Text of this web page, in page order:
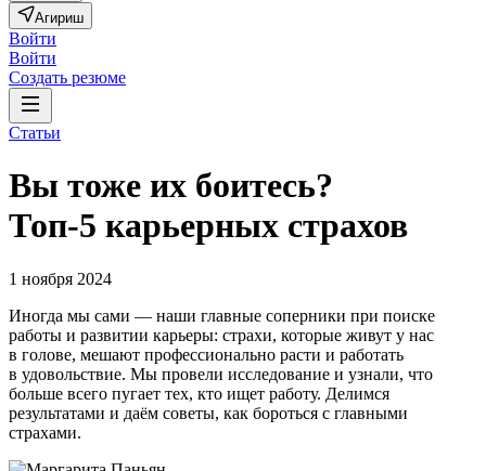
Агириш
Войти
Войти
Создать резюме
Статьи
Вы тоже их боитесь?
Топ-5 карьерных страхов
1 ноября 2024
Иногда мы сами — наши главные соперники при поиске
работы и развитии карьеры: страхи, которые живут у нас
в голове, мешают профессионально расти и работать
в удовольствие. Мы провели исследование и узнали, что
больше всего пугает тех, кто ищет работу. Делимся
результатами и даём советы, как бороться с главными
страхами.